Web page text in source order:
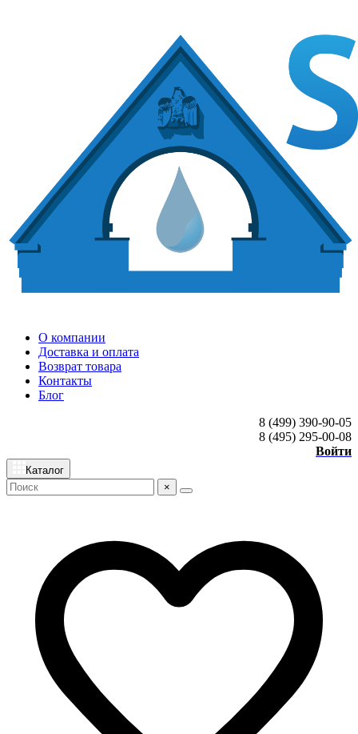
О компании
Доставка и оплата
Возврат товара
Контакты
Блог
8 (499) 390-90-05
8 (495) 295-00-08
Войти
Каталог
×